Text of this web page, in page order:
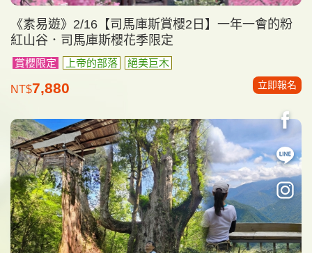
《素易遊》2/16【司馬庫斯賞櫻2日】一年一會的粉
紅山谷．司馬庫斯櫻花季限定
賞櫻限定 上帝的部落 絕美巨木
NT$7,880 立即報名